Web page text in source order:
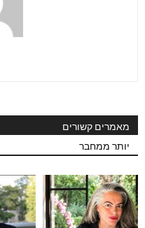
מאמרים קשורים
יותר ממחבר